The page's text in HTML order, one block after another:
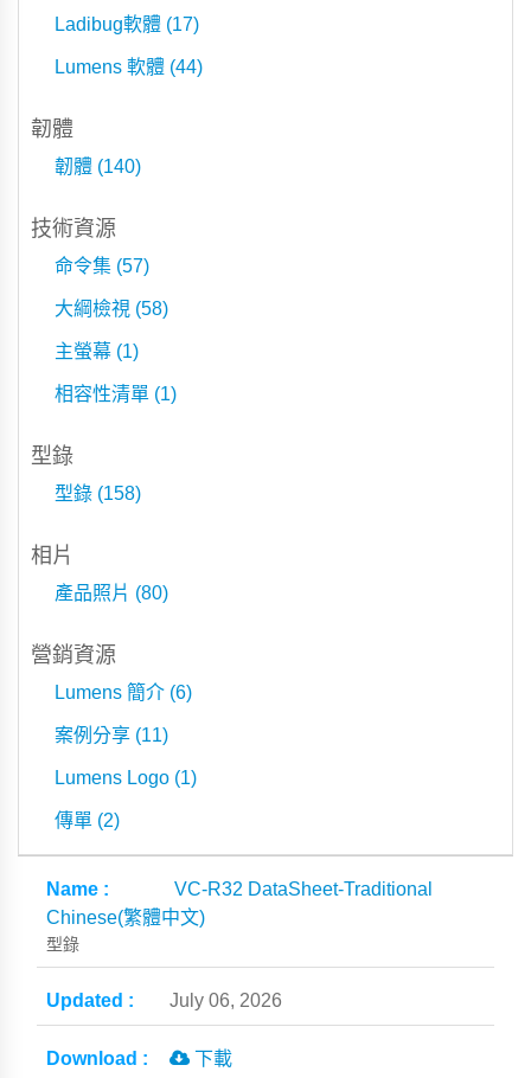
Ladibug軟體 (17)
Lumens 軟體 (44)
韌體
韌體 (140)
技術資源
命令集 (57)
大綱檢視 (58)
主螢幕 (1)
相容性清單 (1)
型錄
型錄 (158)
相片
產品照片 (80)
營銷資源
Lumens 簡介 (6)
案例分享 (11)
Lumens Logo (1)
傳單 (2)
VC-R32 DataSheet-Traditional
Chinese(繁體中文)
型錄
July 06, 2026
下載